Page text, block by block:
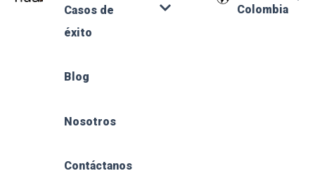
Casos de
éxito
Blog
Nosotros
Contáctanos
Colombia